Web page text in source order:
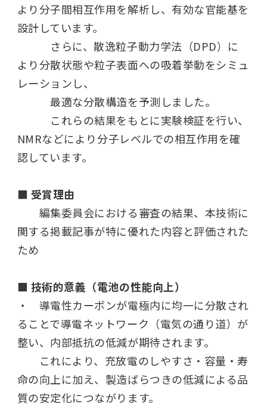
より分子間相互作用を解析し、有効な官能基を
設計しています。
さらに、散逸粒子動力学法（DPD）に
より分散状態や粒子表面への吸着挙動をシミュ
レーションし、
最適な分散構造を予測しました。
これらの結果をもとに実験検証を行い、
NMRなどにより分子レベルでの相互作用を確
認しています。
■ 受賞理由
編集委員会における審査の結果、本技術に
関する掲載記事が特に優れた内容と評価された
ため
■ 技術的意義（電池の性能向上）
・ 導電性カーボンが電極内に均一に分散され
ることで導電ネットワーク（電気の通り道）が
整い、内部抵抗の低減が期待されます。
これにより、充放電のしやすさ・容量・寿
命の向上に加え、製造ばらつきの低減による品
質の安定化につながります。